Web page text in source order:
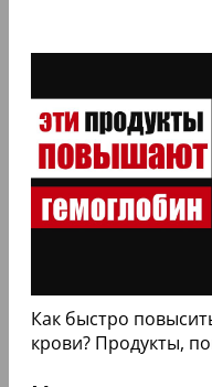
Как быстро
крови? Продукты,